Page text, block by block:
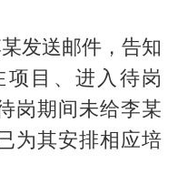
发送邮件，告知
目、进入待岗
岗期间未给李某
为其安排相应培